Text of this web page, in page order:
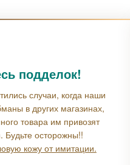
подделок!
случаи, когда наши
в других магазинах,
товара им привозят
осторожны!!
кожу от имитации.